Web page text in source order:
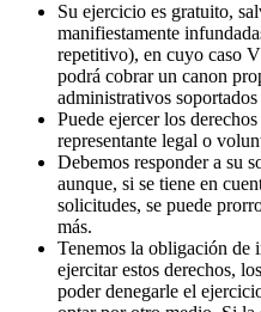
Su ejercicio es gratuito,
manifiestamente
repetitivo), en cuyo caso
podrá cobrar un canon
administrativos
Puede ejercer los
representante legal o
Debemos responder a su
aunque, si se tiene en
solicitudes, se puede
más.
Tenemos la obligación de
ejercitar estos derechos,
poder denegarle el